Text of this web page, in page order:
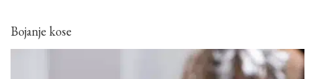
Bojanje kose